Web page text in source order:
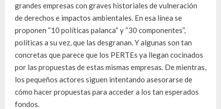
grandes empresas con graves historiales de vulneración
de derechos e impactos ambientales. En esa línea se
proponen “10 políticas palanca“ y “30 componentes”,
políticas a su vez, que las desgranan. Y algunas son tan
concretas que parece que los PERTEs ya llegan cocinados
por las propuestas de estas mismas empresas. De mientras,
los pequeños actores siguen intentando asesorarse de
cómo hacer propuestas para acceder a los tan esperados
fondos.